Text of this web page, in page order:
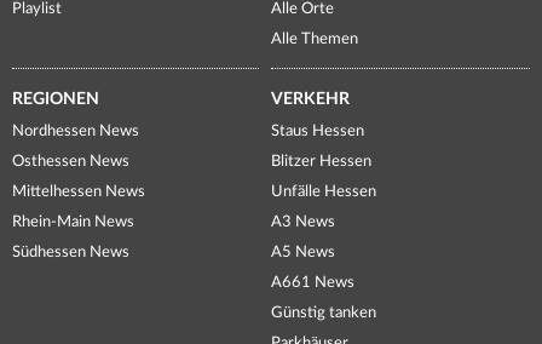
Playlist
Alle Orte
Alle Themen
REGIONEN
Nordhessen News
Osthessen News
Mittelhessen News
Rhein-Main News
Südhessen News
VERKEHR
Staus Hessen
Blitzer Hessen
Unfälle Hessen
A3 News
A5 News
A661 News
Günstig tanken